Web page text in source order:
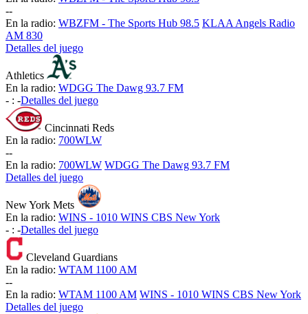
--
En la radio: WBZFM - The Sports Hub 98.5 KLAA Angels Radio
AM 830
Detalles del juego
Athletics
En la radio: WDGG The Dawg 93.7 FM
- : -Detalles del juego
Cincinnati Reds
En la radio: 700WLW
--
En la radio: 700WLW WDGG The Dawg 93.7 FM
Detalles del juego
New York Mets
En la radio: WINS - 1010 WINS CBS New York
- : -Detalles del juego
Cleveland Guardians
En la radio: WTAM 1100 AM
--
En la radio: WTAM 1100 AM WINS - 1010 WINS CBS New York
Detalles del juego